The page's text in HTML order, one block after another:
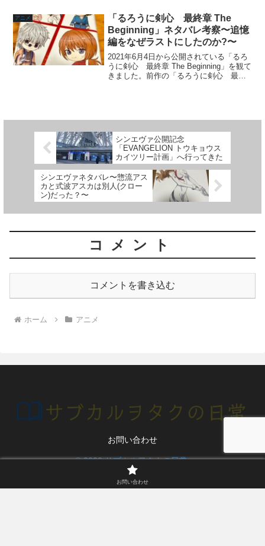
ナルクリアファイル (全5種)」がついてき
ます。コ...
アニメ
「るろうに剣心 最終章 The
Beginning」ネタバレ考察〜追憶
編をなぜラストにしたのか?〜
2021年6月4日から公開されている「るろ
うに剣心 最終章 The Beginning」を観て
きました。前作の「るろうに剣心 最終
シンエヴァ公開記念
「EVANGELION トウキョウス
カイツリー計画」へ行ってきた
シンエヴァネタバレ〜惣流アス
カと式波アスカは別人(クロー
ン)だった？〜
コメント
コメントを書き込む
ホーム アニメ
お問い合わせ
© 2020 サブカルヲタクの日常.
お問い合わせ